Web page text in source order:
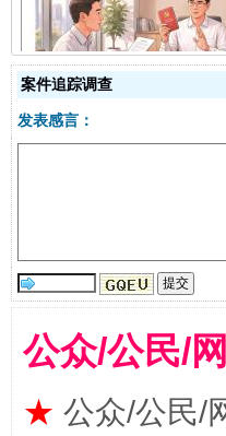
揭开“小金库”的
案件追踪调查
发表感言：
公众/公民/
★ 公众/公民/